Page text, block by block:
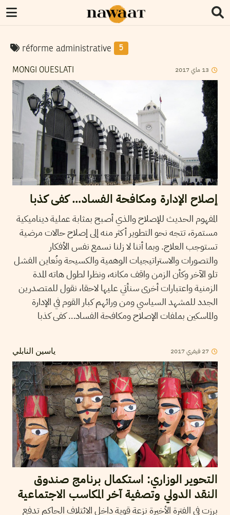
réforme administrative 5
MONGI OUESLATI 13 ماي2017
إصلاح الإدارة ومكافحة الفساد… كفى كذبا
المفهوم الحديث للإصلاح والذي أصبح بمثابة عملية ديناميكية
مستمرة، تتجه نحو التطوير أكثر منه إلى إصلاح حالات مرضية
تستوجب العلاج. وبما أننا لا زلنا نسمع نفس الأفكار
والتصورات والاستراتيجيات الوهمية والكسيحة ونُعاين الفشل
تلو الآخر وكأن الزمن واقف مكانه، ونظرا لطول هاته المدة
الزمنية واعتبارات أخرى سنأتي عليها لاحقا، نقول للمتصدرين
الجدد للمشهد السياسي ومن ورائهم كبار القوم في الإدارة
والماسكين بملفات الإصلاح ومكافحة الفساد… كفى كذبا
ياسين النابلي 27 فيفري2017
التحوير الوزاري: استكمال برنامج صندوق
النقد الدولي وتصفية آخر المكاسب الاجتماعية
برزت في الفترة الأخيرة نزعة قوية داخل الائتلاف الحاكم تدفع